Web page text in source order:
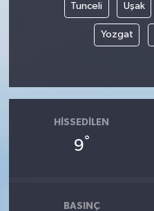
Tunceli Uşak
Yozgat
HISSEDILEN
9°
BASINÇ